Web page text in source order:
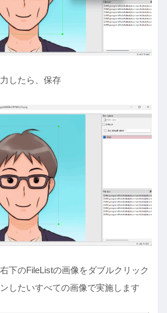
したら、保存
下のFileListの画像をダブルクリック
したいすべての画像で実施します